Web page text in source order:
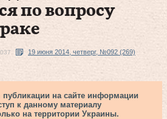
по вопросу
19 июня 2014, четверг, №092 (269)
на сайте информации
к данному материалу
на территории Украины.